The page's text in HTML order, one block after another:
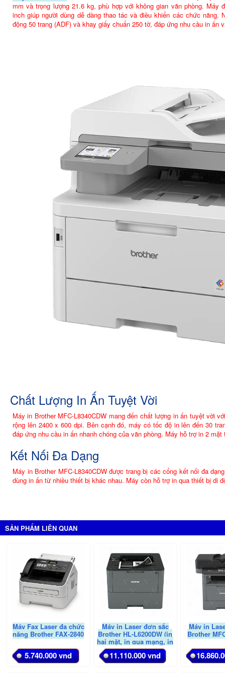
mm và trọng lượng 21.6 kg, phù hợp với không gian văn phòng. Máy
inch giúp người dùng dễ dàng thao tác và điều khiển các chức năng.
động 50 trang (ADF) và khay giấy chuẩn 250 tờ, đáp ứng nhu cầu in ấn
Chất Lượng In Ấn Tuyệt Vời
Máy in Brother MFC-L8340CDW mang đến chất lượng in ấn tuyệt vời
rộng lên 2400 x 600 dpi. Bên cạnh đó, máy có tốc độ in lên đến 30
đáp ứng nhu cầu in ấn nhanh chóng của văn phòng. Máy hỗ trợ in 2
Kết Nối Đa Dạng
Máy in Brother MFC-L8340CDW được trang bị các cổng kết nối đa
dùng in ấn từ nhiều thiết bị khác nhau. Máy còn hỗ trợ in qua thiết bị di
SẢN PHẨM LIÊN QUAN
Máy Fax Laser đa chức
năng Brother FAX-2840
5.740.000 vnd
Máy in Laser đơn sắc
Brother HL-L6200DW (in
hai mặt, in qua mạng, in
di động)
11.110.000 vnd
Máy in
Brother